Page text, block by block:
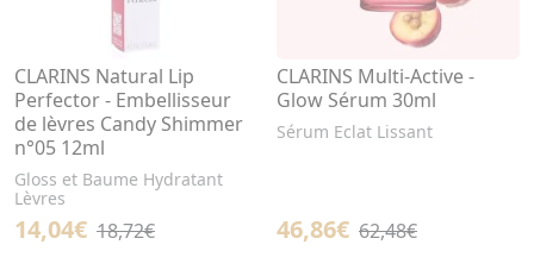
CLARINS Natural Lip
Perfector - Embellisseur
de lèvres Candy Shimmer
n°05 12ml
Gloss et Baume Hydratant
Lèvres
14,04€ 18,72€
CLARINS Multi-Active -
Glow Sérum 30ml
Sérum Eclat Lissant
46,86€ 62,48€